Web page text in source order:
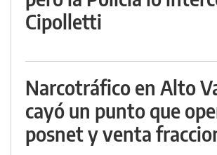
Cipolletti
Narcotráfico en Alto
cayó un punto que
posnet y venta